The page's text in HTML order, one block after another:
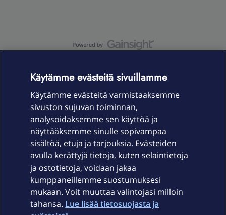
Laitteet & liittymät
Palvelut
Ajankohtaista
Käytämme evästeitä sivuillamme
Käytämme evästeitä varmistaaksemme
sivuston sujuvan toiminnan,
analysoidaksemme sen käyttöä ja
näyttääksemme sinulle sopivampaa
sisältöä, etuja ja tarjouksia. Evästeiden
avulla kerättyjä tietoja, kuten selaintietoja
ja ostotietoja, voidaan jakaa
kumppaneillemme suostumuksesi
mukaan. Voit muuttaa valintojasi milloin
tahansa. Lue lisää tietosuojasta ja